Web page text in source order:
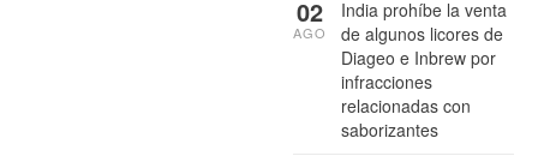
India prohíbe la venta
de algunos licores de
Diageo e Inbrew por
infracciones
relacionadas con
saborizantes
02
AGO